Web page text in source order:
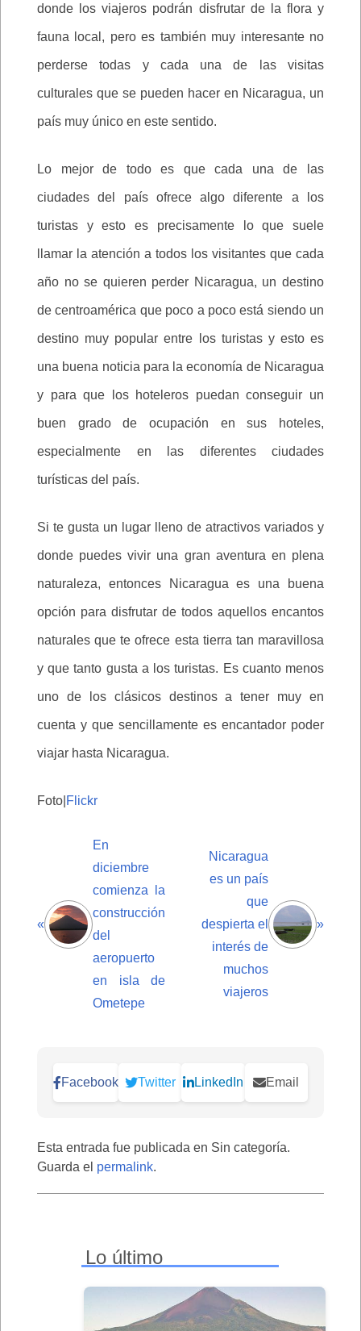
donde los viajeros podrán disfrutar de la flora y
fauna local, pero es también muy interesante no
perderse todas y cada una de las visitas
culturales que se pueden hacer en Nicaragua, un
país muy único en este sentido.
Lo mejor de todo es que cada una de las
ciudades del país ofrece algo diferente a los
turistas y esto es precisamente lo que suele
llamar la atención a todos los visitantes que cada
año no se quieren perder Nicaragua, un destino
de centroamérica que poco a poco está siendo un
destino muy popular entre los turistas y esto es
una buena noticia para la economía de Nicaragua
y para que los hoteleros puedan conseguir un
buen grado de ocupación en sus hoteles,
especialmente en las diferentes ciudades
turísticas del país.
Si te gusta un lugar lleno de atractivos variados y
donde puedes vivir una gran aventura en plena
naturaleza, entonces Nicaragua es una buena
opción para disfrutar de todos aquellos encantos
naturales que te ofrece esta tierra tan maravillosa
y que tanto gusta a los turistas. Es cuanto menos
uno de los clásicos destinos a tener muy en
cuenta y que sencillamente es encantador poder
viajar hasta Nicaragua.
Foto| Flickr
«
En
diciembre
comienza la
construcción
del
aeropuerto
en isla de
Ometepe
Nicaragua
es un país
que
despierta el
interés de
muchos
viajeros
»
Facebook Twitter LinkedIn Email
Esta entrada fue publicada en Sin categoría.
Guarda el permalink.
Lo último